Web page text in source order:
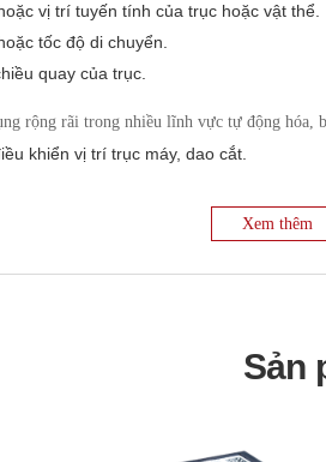
vị trí tuyến tính của trục hoặc vật thể.
tốc độ di chuyển.
quay của trục.
rộng rãi trong nhiều lĩnh vực tự động hóa,
khiển vị trí trục máy, dao cắt.
vị trí và tốc độ để điều khiển chính xác.
vị trí và tốc độ của băng tải, đầu rót.
in, cuộn giấy.
Xem thêm
Sản